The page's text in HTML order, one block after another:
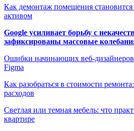
Как демонтаж помещения
активом
Google усиливает борьбу с
зафиксированы массовые
Ошибки начинающих веб-дизайнеров
Figma
Как разобраться в стоимости
расходов
Светлая или темная мебель: что
квартире